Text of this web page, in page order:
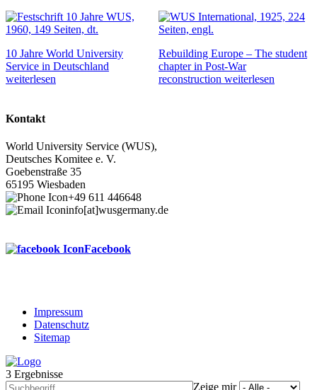
10 Jahre World University
Service in Deutschland
weiterlesen
Rebuilding Europe – The student
chapter in Post-War
reconstruction weiterlesen
Kontakt
World University Service (WUS),
Deutsches Komitee e. V.
Goebenstraße 35
65195 Wiesbaden
+49 611 446648
info[at]wusgermany.de
Facebook
Footer
menu
Impressum
Datenschutz
Sitemap
3 Ergebnisse
Zeige mir